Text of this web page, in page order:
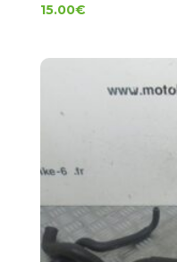
15.00€